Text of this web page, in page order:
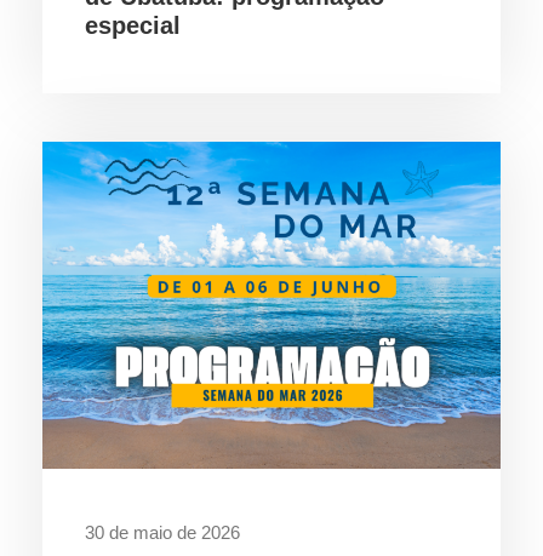
especial
30 de maio de 2026